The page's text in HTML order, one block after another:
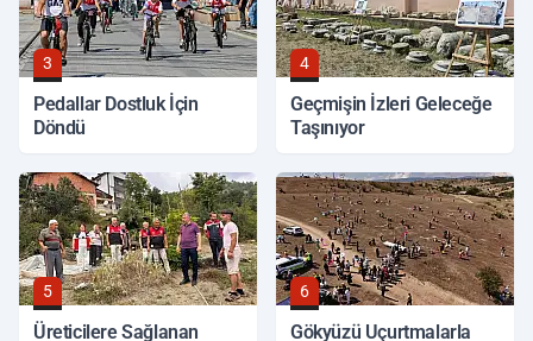
3
Pedallar Dostluk İçin
Döndü
4
Geçmişin İzleri Geleceğe
Taşınıyor
5
Üreticilere Sağlanan
6
Gökyüzü Uçurtmalarla